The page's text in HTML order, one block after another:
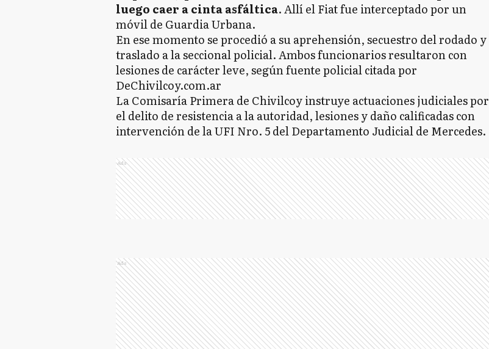
luego caer a cinta asfáltica. Allí el Fiat fue interceptado por un
móvil de Guardia Urbana.
En ese momento se procedió a su aprehensión, secuestro del rodado y
traslado a la seccional policial. Ambos funcionarios resultaron con
lesiones de carácter leve, según fuente policial citada por
DeChivilcoy.com.ar
La Comisaría Primera de Chivilcoy instruye actuaciones judiciales por
el delito de resistencia a la autoridad, lesiones y daño calificadas con
intervención de la UFI Nro. 5 del Departamento Judicial de Mercedes.
Ads
Ads